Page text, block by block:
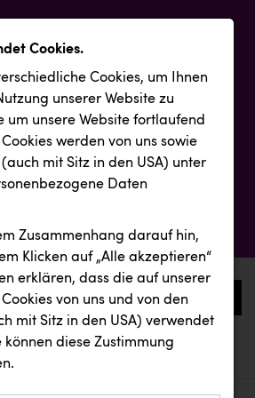
0
Cookies.
Cookies, um Ihnen
unserer Website zu
um unsere Website fortlaufend
werden von uns sowie
mit Sitz in den USA) unter
Daten
Zusammenhang darauf hin,
Klicken auf „Alle akzeptieren“
erklären, dass die auf unserer
von uns und von den
mit Sitz in den USA) verwendet
diese Zustimmung